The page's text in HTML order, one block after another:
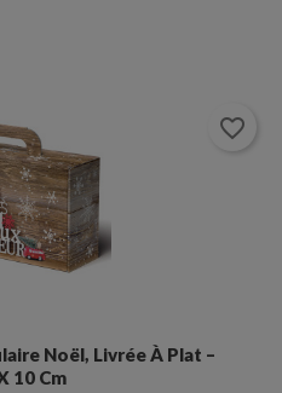
Noël, Livrée À Plat –
10 Cm
favorite_border